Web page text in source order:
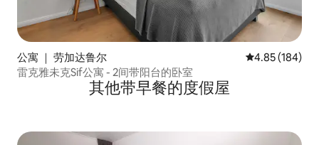
公寓 ｜ 劳加达鲁尔 平均评分 4.85
4.85 (184)
雷克雅未克Sif公寓 - 2间带阳台的卧室
其他带早餐的度假屋